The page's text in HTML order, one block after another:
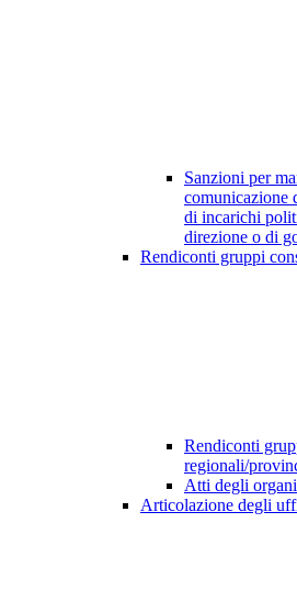
Sanzioni per
comunicazione
di incarichi
direzione o di
Rendiconti gruppi
Rendiconti
regionali/
Atti degli
Articolazione degli